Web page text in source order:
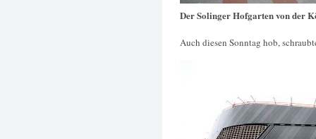
Der Solinger Hofgarten von der
Auch diesen Sonntag hob,